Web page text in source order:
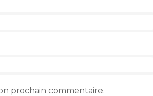
prochain commentaire.